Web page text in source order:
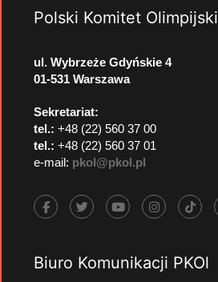
Polski Komitet Olimpijski
ul. Wybrzeże Gdyńskie 4
01-531 Warszawa
Sekretariat:
tel.: +48 (22) 560 37 00
tel.: +48 (22) 560 37 01
e-mail: pkol@pkol.pl
Biuro Komunikacji PKOl